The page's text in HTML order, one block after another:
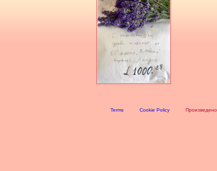
Terms Cookie Policy